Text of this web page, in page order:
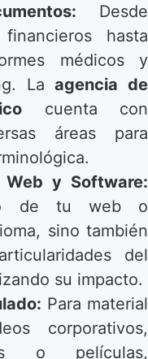
Desde
hasta
médicos y
Laagencia de
cuenta con
áreas para
Web y Software:
de tu web o
sino también
del
su impacto.
Para material
corporativos,
o películas,